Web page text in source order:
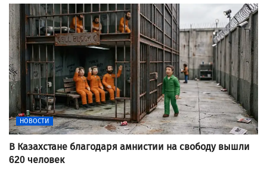
НОВОСТИ
В Казахстане благодаря амнистии на свободу вышли
620 человек